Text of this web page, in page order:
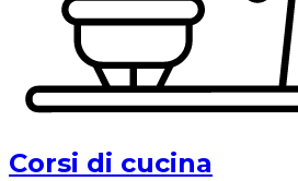
Corsi di cucina